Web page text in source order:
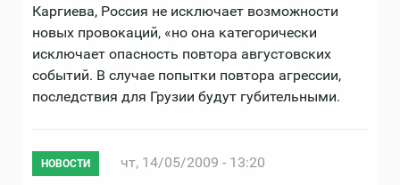
Каргиева, Россия не исключает возможности
новых провокаций, «но она категорически
исключает опасность повтора августовских
событий. В случае попытки повтора агрессии,
последствия для Грузии будут губительными.
НОВОСТИ чт, 14/05/2009 - 13:20